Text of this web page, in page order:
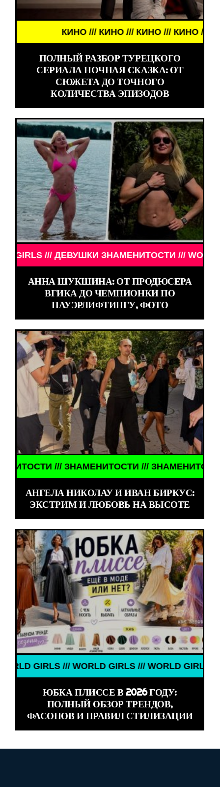
КИНО /// КИНО /// КИНО /// КИНО ///
ПОЛНЫЙ РАЗБОР ТУРЕЦКОГО
СЕРИАЛА НОЧНАЯ СКАЗКА: ОТ
СЮЖЕТА ДО ТОЧНОГО
КОЛИЧЕСТВА ЭПИЗОДОВ
ДЕВУШКИ ЗНАМЕНИТОСТИ /// WORLD
АННА ШУКШИНА: ОТ ПРОДЮСЕРА
ВГИКА ДО ЧЕМПИОНКИ ПО
ПАУЭРЛИФТИНГУ, ФОТО
/// ЗНАМЕНИТОСТИ /// ЗНАМЕНИТОСТИ ///
АНГЕЛА НИКОЛАУ И ИВАН БИРКУС:
ЭКСТРИМ И ЛЮБОВЬ НА ВЫСОТЕ
GIRLS /// WORLD GIRLS /// WORLD GIRLS ///
ЮБКА ПЛИССЕ В 2026 ГОДУ:
ПОЛНЫЙ ОБЗОР ТРЕНДОВ,
ФАСОНОВ И ПРАВИЛ СТИЛИЗАЦИИ